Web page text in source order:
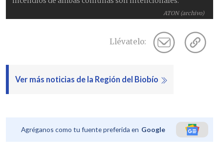
ATON (archivo)
Llévatelo:
Ver más noticias de la Región del Biobío
Agréganos como tu fuente preferida en Google